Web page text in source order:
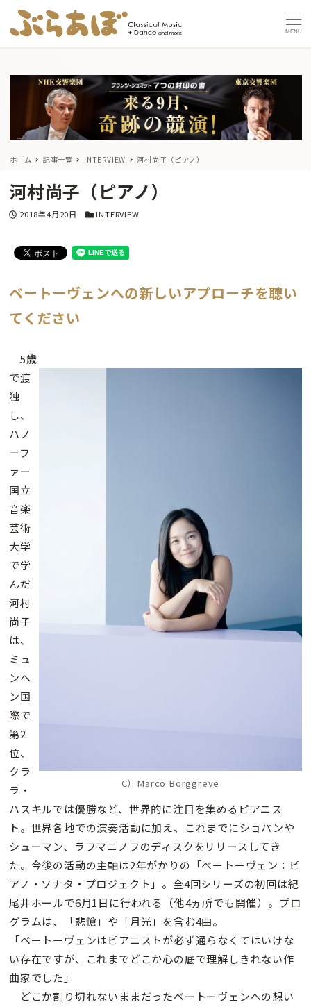
MENU
ホーム 記事一覧 INTERVIEW 河村尚子（ピアノ）
河村尚子（ピアノ）
投稿日
2018年4月20日 カテゴリー
INTERVIEW
ベートーヴェンへの新しいアプローチを聴い
てください
C）Marco Borggreve
5歳
で渡
独
し、
ハノ
ーフ
ァー
国立
音楽
芸術
大学
で学
んだ
河村
尚子
は、
ミュ
ンヘ
ン国
際で
第2
位、
クラ
ラ・
ハスキルでは優勝など、世界的に注目を集めるピアニス
ト。世界各地での演奏活動に加え、これまでにショパンや
シューマン、ラフマニノフのディスクをリリースしてき
た。今後の活動の主軸は2年がかりの「べートーヴェン：ピ
アノ・ソナタ・プロジェクト」。全4回シリーズの初回は紀
尾井ホールで6月1日に行われる（他4ヵ所でも開催）。プロ
グラムは、「悲愴」や「月光」を含む4曲。
「ベートーヴェンはピアニストが必ず通らなくてはいけな
い存在ですが、これまでどこか心の底で理解しきれない作
曲家でした」
どこか割り切れないままだったベートーヴェンへの想い